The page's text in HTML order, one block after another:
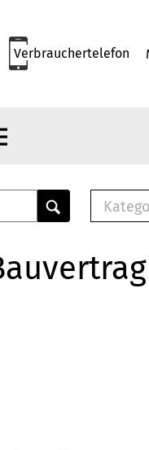
Verbrauchertelefon
E-